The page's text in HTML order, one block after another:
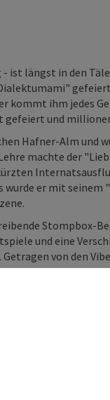
ist längst in den
kommt ihm jedes
gefeiert und
Hafner-Alm und
machte der
er mit seinem
Stompbox-
und eine
von den
treiben und
im
"Kimm ma